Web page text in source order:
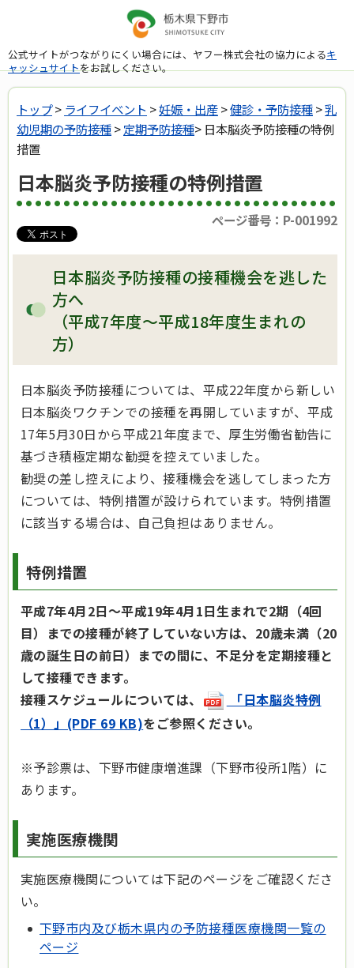
公式サイトがつながりにくい場合には、ヤフー株式会社の協力によるキ
ャッシュサイトをお試しください。
トップ> ライフイベント >妊娠・出産>健診・予防接種>乳
幼児期の予防接種>定期予防接種> 日本脳炎予防接種の特例
措置
日本脳炎予防接種の特例措置
ページ番号：P-001992
日本脳炎予防接種の接種機会を逃した
方へ
（平成7年度～平成18年度生まれの
方）
日本脳炎予防接種については、平成22年度から新しい
日本脳炎ワクチンでの接種を再開していますが、平成
17年5月30日から平成21年度まで、厚生労働省勧告に
基づき積極定期な勧奨を控えていました。
勧奨の差し控えにより、接種機会を逃してしまった方
については、特例措置が設けられています。特例措置
に該当する場合は、自己負担はありません。
特例措置
平成7年4月2日～平成19年4月1日生まれで2期（4回
目）までの接種が終了していない方は、20歳未満（20
歳の誕生日の前日）までの間に、不足分を定期接種と
して接種できます。
接種スケジュールについては、
「日本脳炎特例
（1）」(PDF 69 KB)をご参照ください。
※予診票は、下野市健康増進課（下野市役所1階）に
あります。
実施医療機関
実施医療機関については下記のページをご確認くださ
い。
下野市内及び栃木県内の予防接種医療機関一覧の
ページ